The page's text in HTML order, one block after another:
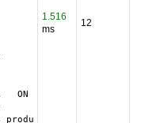
ON sa.id_product =
ps
1.516
ms
12